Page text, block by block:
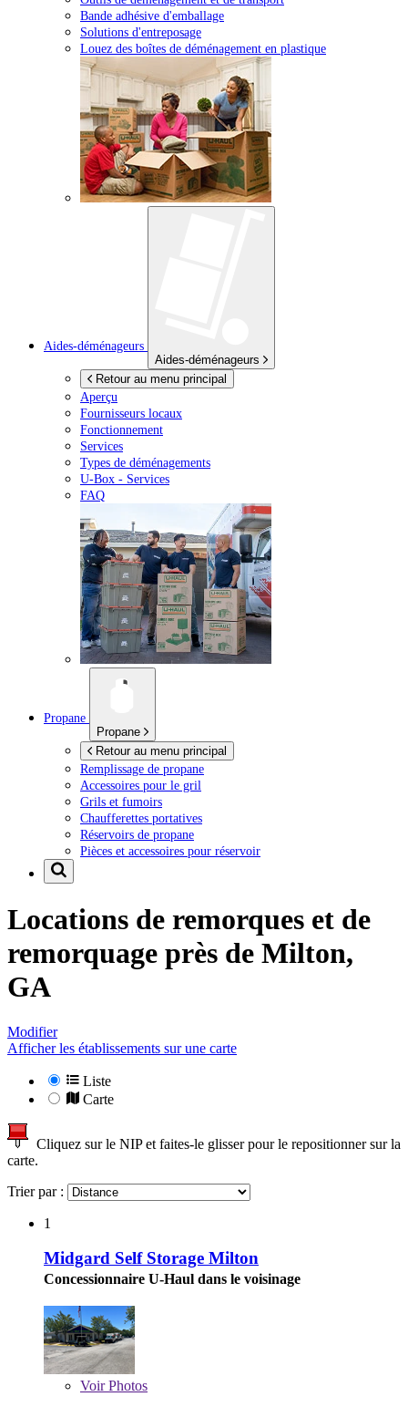
Bande adhésive d'emballage
Solutions d'entreposage
Louez des boîtes de déménagement en plastique
Aides-déménageurs
Aides-déménageurs
Retour au menu principal
Aperçu
Fournisseurs locaux
Fonctionnement
Services
Types de déménagements
U-Box - Services
FAQ
Propane
Propane
Retour au menu principal
Remplissage de propane
Accessoires pour le gril
Grils et fumoirs
Chaufferettes portatives
Réservoirs de propane
Pièces et accessoires pour réservoir
Locations de remorques et de
remorquage près de Milton,
GA
Modifier
Afficher les établissements sur une carte
Liste
Carte
Cliquez sur le NIP et faites-le glisser pour le repositionner sur la
carte.
Trier par :
1
Midgard Self Storage Milton
Concessionnaire U-Haul dans le voisinage
VoirPhotos